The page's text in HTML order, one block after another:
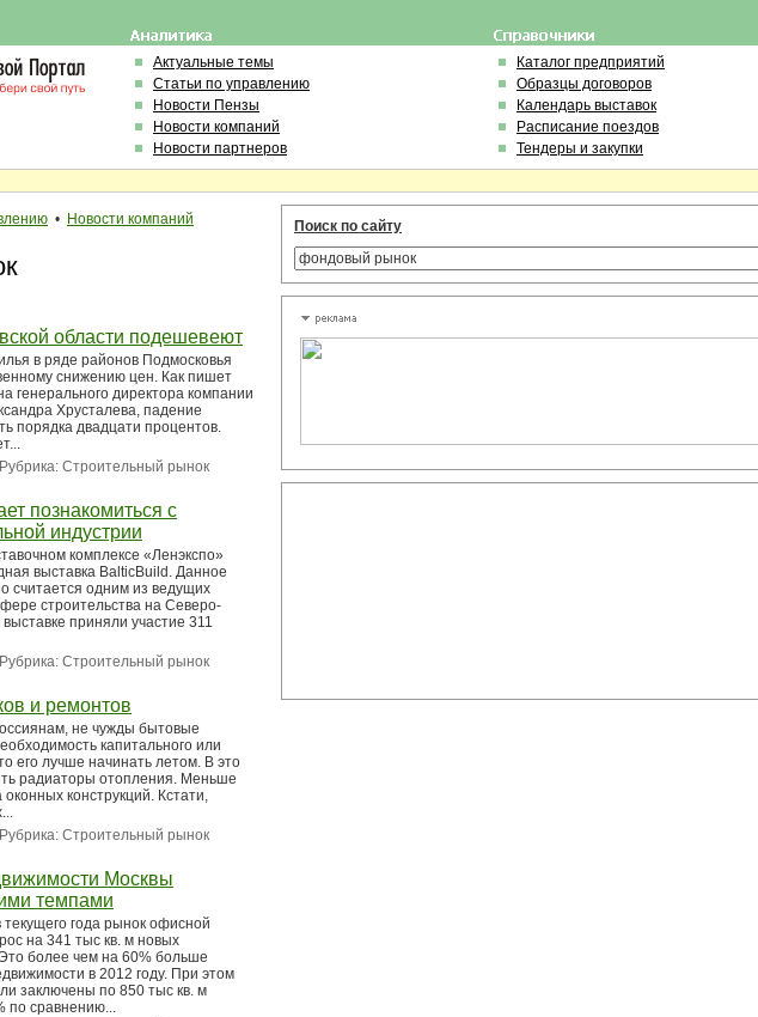
Актуальные темы
Статьи по управлению
Новости Пензы
Новости компаний
Новости партнеров
Каталог предприятий
Образцы договоров
Календарь выставок
Расписание поездов
Тендеры и закупки
• Новости компаний
области подешевеют
в ряде районов Подмосковья
снижению цен. Как пишет
генерального директора компании
Хрусталева, падение
порядка двадцати процентов.
Строительный рынок
познакомиться с
индустрии
комплексе «Ленэкспо»
выставка BalticBuild. Данное
считается одним из ведущих
строительства на Северо-
приняли участие 311
Строительный рынок
и ремонтов
не чужды бытовые
капитального или
его лучше начинать летом. В это
радиаторы отопления. Меньше
конструкций. Кстати,
Строительный рынок
Москвы
темпами
года рынок офисной
на 341 тыс кв. м новых
более чем на 60% больше
в 2012 году. При этом
заключены по 850 тыс кв. м
по сравнению...
Поиск по сайту